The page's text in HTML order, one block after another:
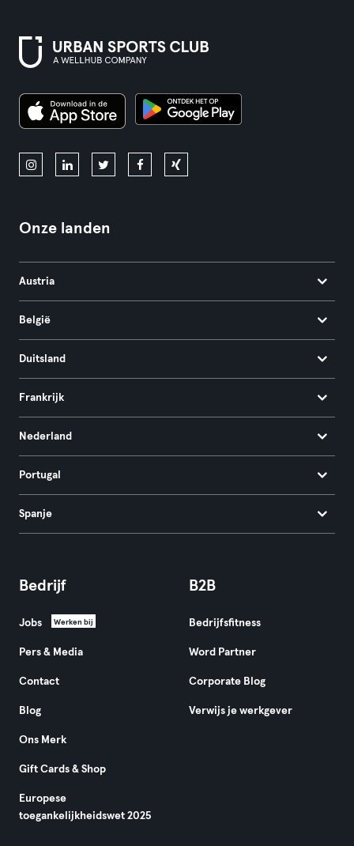
Onze landen
Austria
België
Duitsland
Frankrijk
Nederland
Portugal
Spanje
Bedrijf
Jobs Werken bij
Pers & Media
Contact
Blog
Ons Merk
Gift Cards & Shop
Europese
toegankelijkheidswet 2025
B2B
Bedrijfsfitness
Word Partner
Corporate Blog
Verwijs je werkgever